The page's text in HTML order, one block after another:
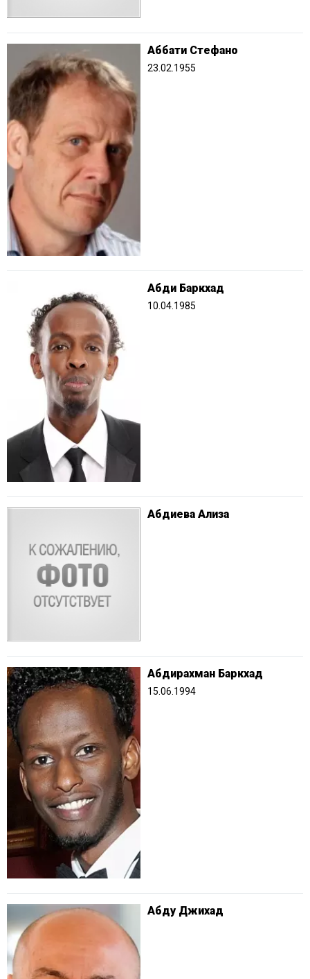
Аббати Стефано
23.02.1955
Абди Баркхад
10.04.1985
Абдиева Ализа
Абдирахман Баркхад
15.06.1994
Абду Джихад